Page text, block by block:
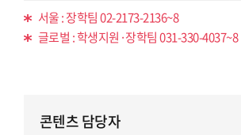
서울 : 장학팀 02-2173-2136~8
글로벌 : 학생지원·장학팀 031-330-4037~8
콘텐츠 담당자